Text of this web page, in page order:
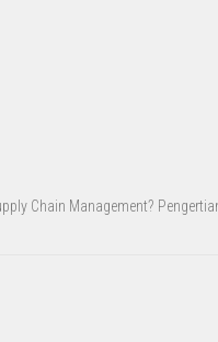
Chain Management?